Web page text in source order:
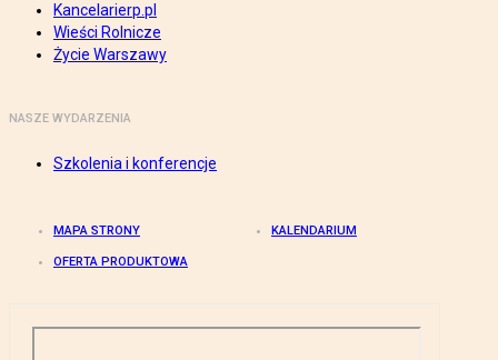
Kancelarierp.pl
Wieści Rolnicze
Życie Warszawy
NASZE WYDARZENIA
Szkolenia i konferencje
MAPA STRONY KALENDARIUM
OFERTA PRODUKTOWA